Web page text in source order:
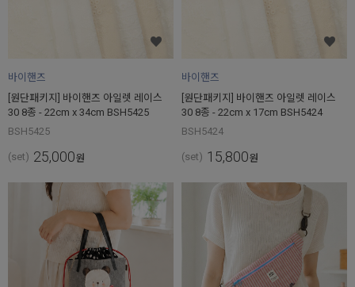
바이핸즈
[원단패키지] 바이핸즈 아일렛 레이스
30 8종 - 22cm x 34cm BSH5425
BSH5425
(set) 25,000원
바이핸즈
[원단패키지] 바이핸즈 아일렛 레이스
30 8종 - 22cm x 17cm BSH5424
BSH5424
(set) 15,800원